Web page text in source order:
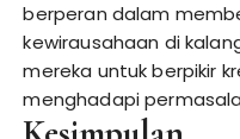
berperan dalam
kewirausahaan di
mereka untuk berpikir
menghadapi